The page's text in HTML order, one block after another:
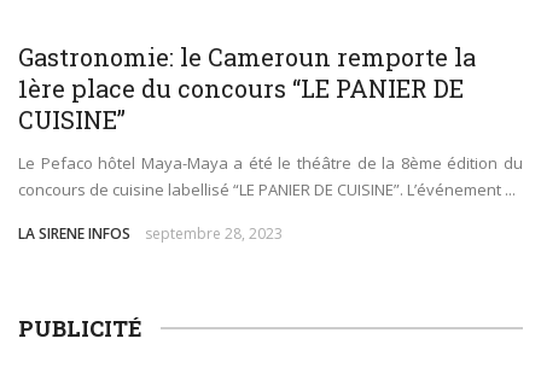
POLITIQUE
ENVIRONNEMENT
SPORT
L’INVITÉ
Gastronomie: le Cameroun remporte la
1ère place du concours “LE PANIER DE
CUISINE”
Le Pefaco hôtel Maya-Maya a été le théâtre de la 8ème édition du
concours de cuisine labellisé “LE PANIER DE CUISINE”. L’événement ...
LA SIRENE INFOS septembre 28, 2023
PUBLICITÉ